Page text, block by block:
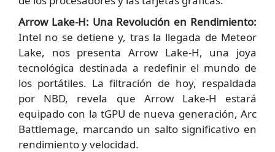
Arrow Lake-H: Una Revolución en Rendimiento:
Intel no se detiene y, tras la llegada de Meteor
Lake, nos presenta Arrow Lake-H, una joya
tecnológica destinada a redefinir el mundo de
los portátiles. La filtración de hoy, respaldada
por NBD, revela que Arrow Lake-H estará
equipado con la tGPU de nueva generación, Arc
Battlemage, marcando un salto significativo en
rendimiento y velocidad.